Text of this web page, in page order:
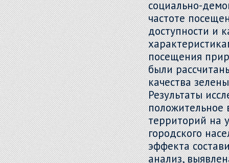
социально-
частоте
доступности и
посещения
были
качества
Результаты
положительное
территорий на
городского
эффекта
анализ,